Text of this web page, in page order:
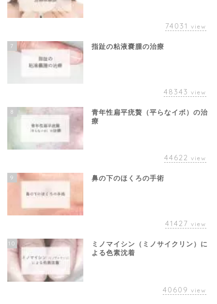
74031 view
7 指趾の粘液嚢腫の治療
48343 view
8
青年性扁平疣贅（平らなイボ）の治
療
44622 view
9 鼻の下のほくろの手術
41427 view
10
ミノマイシン（ミノサイクリン）に
よる色素沈着
40609 view